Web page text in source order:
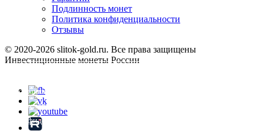
Подлинность монет
Политика конфиденциальности
Отзывы
© 2020-2026 slitok-gold.ru. Все права защищены
Инвестиционные монеты России
соглашаетесь на обработку файлов Cookie
на условиях, указанных в
конфиденциальности